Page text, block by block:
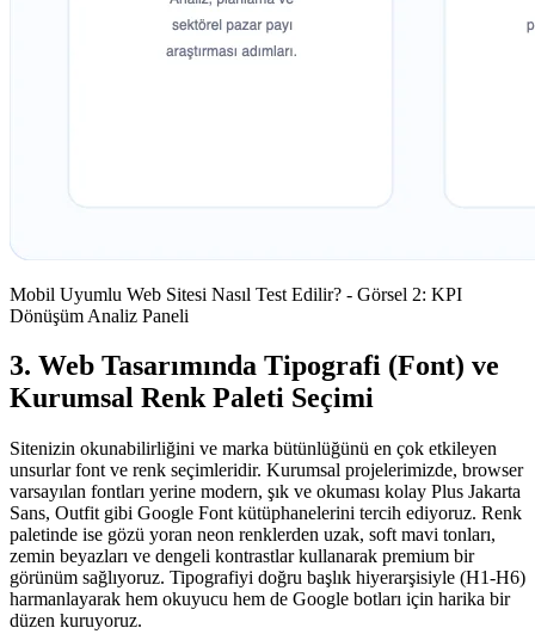
Mobil Uyumlu Web Sitesi Nasıl Test Edilir? - Görsel 2: KPI
Dönüşüm Analiz Paneli
3. Web Tasarımında Tipografi (Font) ve
Kurumsal Renk Paleti Seçimi
Sitenizin okunabilirliğini ve marka bütünlüğünü en çok etkileyen
unsurlar font ve renk seçimleridir. Kurumsal projelerimizde, browser
varsayılan fontları yerine modern, şık ve okuması kolay Plus Jakarta
Sans, Outfit gibi Google Font kütüphanelerini tercih ediyoruz. Renk
paletinde ise gözü yoran neon renklerden uzak, soft mavi tonları,
zemin beyazları ve dengeli kontrastlar kullanarak premium bir
görünüm sağlıyoruz. Tipografiyi doğru başlık hiyerarşisiyle (H1-H6)
harmanlayarak hem okuyucu hem de Google botları için harika bir
düzen kuruyoruz.